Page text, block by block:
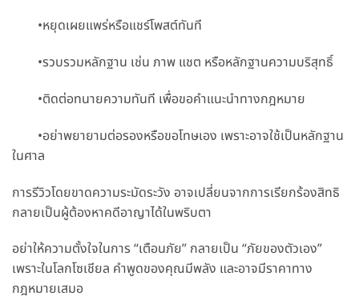
•หยุดเผยแพร่หรือแชร์โพสต์ทันที
•รวบรวมหลักฐาน เช่น ภาพ แชต หรือหลักฐานความบริสุทธิ์
•ติดต่อทนายความทันที เพื่อขอคำแนะนำทางกฎหมาย
•อย่าพยายามต่อรองหรือขอโทษเอง เพราะอาจใช้เป็นหลักฐาน
ในศาล
การรีวิวโดยขาดความระมัดระวัง อาจเปลี่ยนจากการเรียกร้องสิทธิ
กลายเป็นผู้ต้องหาคดีอาญาได้ในพริบตา
อย่าให้ความตั้งใจในการ “เตือนภัย” กลายเป็น “ภัยของตัวเอง”
เพราะในโลกโซเชียล คำพูดของคุณมีพลัง และอาจมีราคาทาง
กฎหมายเสมอ